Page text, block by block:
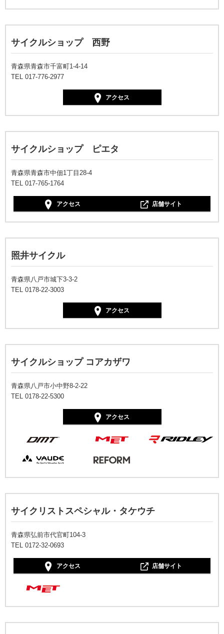
サイクルショップ 西野
青森県青森市千富町1-4-14
TEL 017-776-2977
アクセス
サイクルショップ ピエタ
青森県青森市中佃1丁目28-4
TEL 017-765-1764
アクセス 店舗サイト
照井サイクル
青森県八戸市城下3-3-2
TEL 0178-22-3003
アクセス
サイクルショップ コアカザワ
青森県八戸市小中野8-2-22
TEL 0178-22-5300
アクセス
サイクリストスペシャル・タケウチ
青森県弘前市代官町104-3
TEL 0172-32-0693
アクセス 店舗サイト